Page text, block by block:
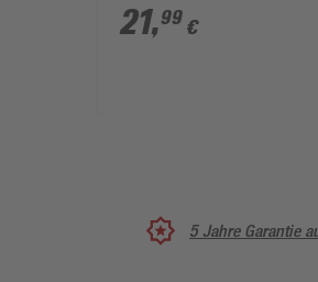
21,99 €
5 Jahre Garantie